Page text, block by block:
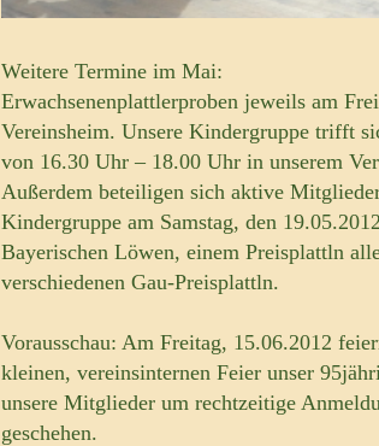
Weitere Termine im Mai:
Erwachsenenplattlerproben jeweils am
Vereinsheim. Unsere Kindergruppe trifft
von 16.30 Uhr – 18.00 Uhr in unserem
Außerdem beteiligen sich aktive
Kindergruppe am Samstag, den
Bayerischen Löwen, einem Preisplattln
verschiedenen Gau-Preisplattln.
Vorausschau: Am Freitag, 15.06.2012
kleinen, vereinsinternen Feier unser
unsere Mitglieder um rechtzeitige
geschehen.